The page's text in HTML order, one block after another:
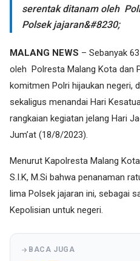
serentak ditanam oleh
Polsek jajaran&#8230;
MALANG NEWS – Sebanyak
oleh Polresta Malang Kota dan
komitmen Polri hijaukan negeri,
sekaligus menandai Hari
rangkaian kegiatan jelang Hari
Jum’at (18/8/2023).
Menurut Kapolresta Malang
S.I.K, M.Si bahwa penanaman
lima Polsek jajaran ini, sebagai
Kepolisian untuk negeri.
BACA JUGA